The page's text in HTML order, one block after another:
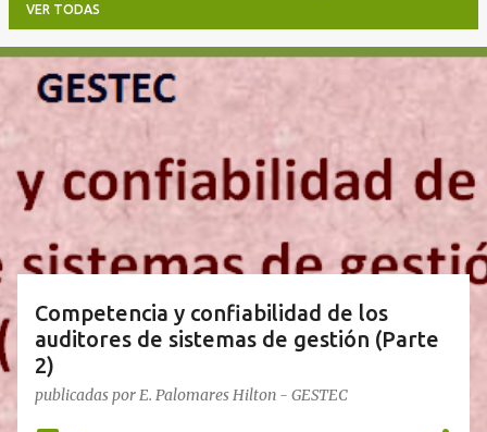
VER TODAS
E
t
a
Competencia y confiabilidad de los
auditores de sistemas de gestión (Parte
2)
publicadas porE. Palomares Hilton - GESTEC